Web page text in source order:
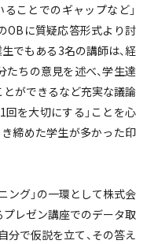
ることでのギャップなど」
OBに質疑応答形式より討
でもある3名の講師は、経
ちの意見を述べ、学生達
ができるなど充実な議論
回を大切にする」ことを心
締めた学生が多かった印
ング」の一環として株式会
レゼン講座でのデータ取
分で仮説を立て、その答え